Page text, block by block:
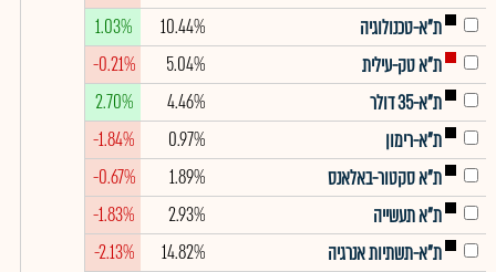
ת"א-טכנולוגיה
10.44%
1.03%
ת"א טק-עילית
5.04%
-0.21%
ת"א-35 דולר
4.46%
2.70%
ת"א-רימון
0.97%
-1.84%
ת"א סקטור-באלאנס
1.89%
-0.67%
ת"א תעשייה
2.93%
-1.83%
ת"א-תשתיות אנרגיה
14.82%
-2.13%